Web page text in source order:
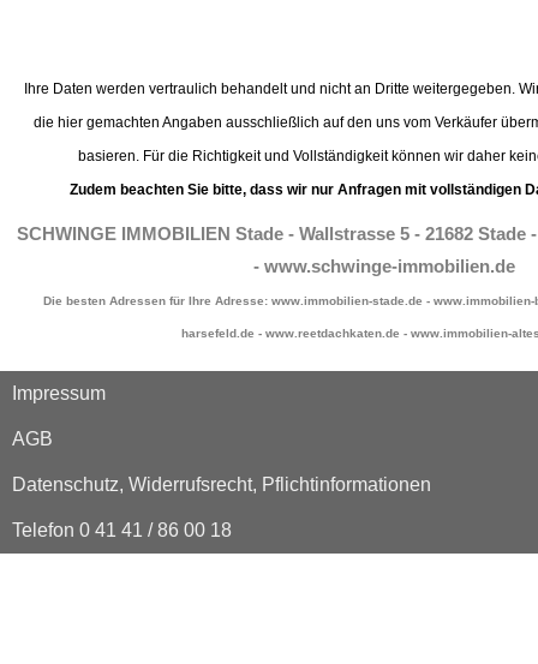
Ihre Daten werden vertraulich behandelt und nicht an Dritte weitergegeben.
die hier gemachten Angaben ausschließlich auf den uns vom Verkäufer
basieren. Für die Richtigkeit und Vollständigkeit können wir daher
Zudem beachten Sie bitte, dass wir nur Anfragen mit vollständigen
SCHWINGE IMMOBILIEN Stade - Wallstrasse 5 - 21682 Stade
- www.schwinge-immobilien.de
Die besten Adressen für Ihre Adresse: www.immobilien-stade.de -
harsefeld.de - www.reetdachkaten.de - www.immobilien-
Impressum
AGB
Datenschutz, Widerrufsrecht, Pflichtinformationen
Telefon 0 41 41 / 86 00 18